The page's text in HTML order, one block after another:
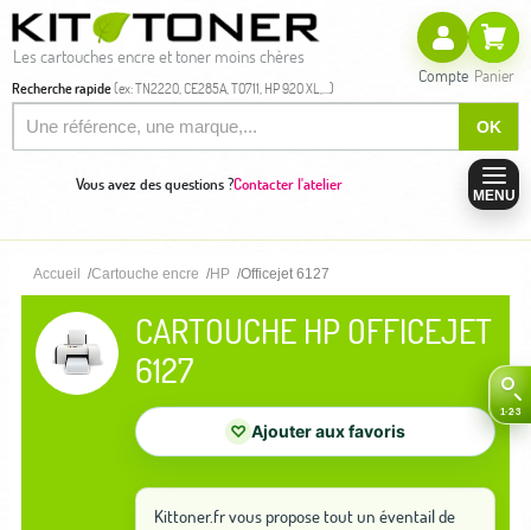
Les cartouches encre et toner moins chères
Recherche rapide(ex: TN2220, CE285A, T0711, HP 920 XL,...)
OK
Compte Panier
Vous avez des questions ?Contacter l'atelier
MENU
Accueil Cartouche encre HP Officejet 6127
CARTOUCHE HP OFFICEJET
6127
♡ Ajouter aux favoris
Kittoner.fr vous propose tout un éventail de